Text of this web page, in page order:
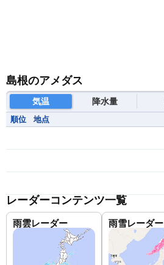
島根のアメダス
気温 降水量
順位 地点
レーダーコンテンツ一覧
雨雲レーダー 雨雪レーダー